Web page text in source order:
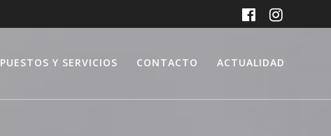
PUESTOS Y SERVICIOS CONTACTO ACTUALIDAD